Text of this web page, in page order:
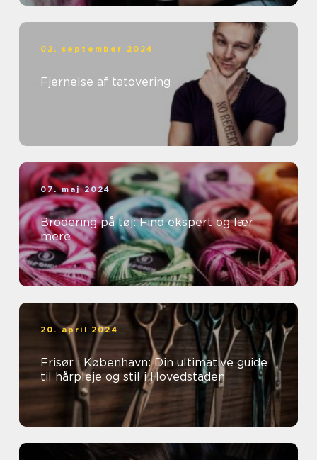
02. september 2024
Fjernelse af tatovering
07. maj 2024
Brodering på tøj: Find ekspert og lær
mere
20. april 2024
Frisør i København: Din ultimative guide
til hårpleje og stil i Hovedstaden